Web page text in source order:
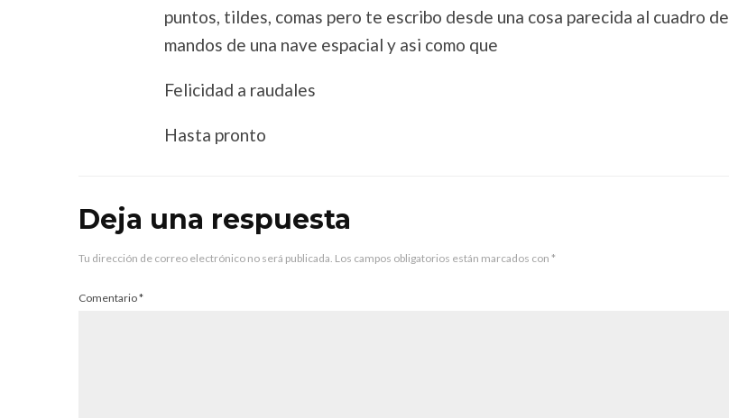
puntos, tildes, comas pero te escribo desde una cosa parecida al cuadro de
mandos de una nave espacial y asi como que
Felicidad a raudales
Hasta pronto
Deja una respuesta
Tu dirección de correo electrónico no será publicada. Los campos obligatorios están marcados con *
Comentario*